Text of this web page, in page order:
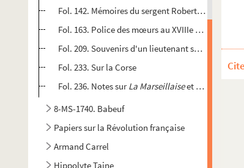
Fol. 142. Mémoires du sergent Robert Quillemand
Fol. 163. Police des mœurs au XVIIIe siècle et de
Fol. 209. Souvenirs d'un lieutenant sur Napoléon
Fol. 233. Sur la Corse
Fol. 236. Notes surLa Marseillaiseet Rouget de
8-MS-1740. Babeuf
Papiers sur la Révolution française
Armand Carrel
Hippolyte Taine